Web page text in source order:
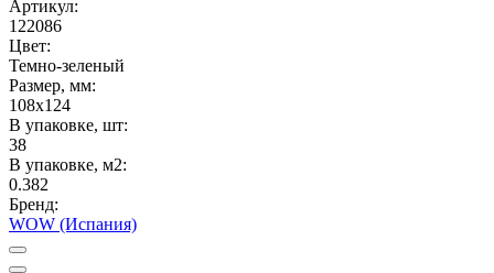
Артикул:
122086
Цвет:
Темно-зеленый
Размер, мм:
108x124
В упаковке, шт:
38
В упаковке, м2:
0.382
Бренд:
WOW (Испания)